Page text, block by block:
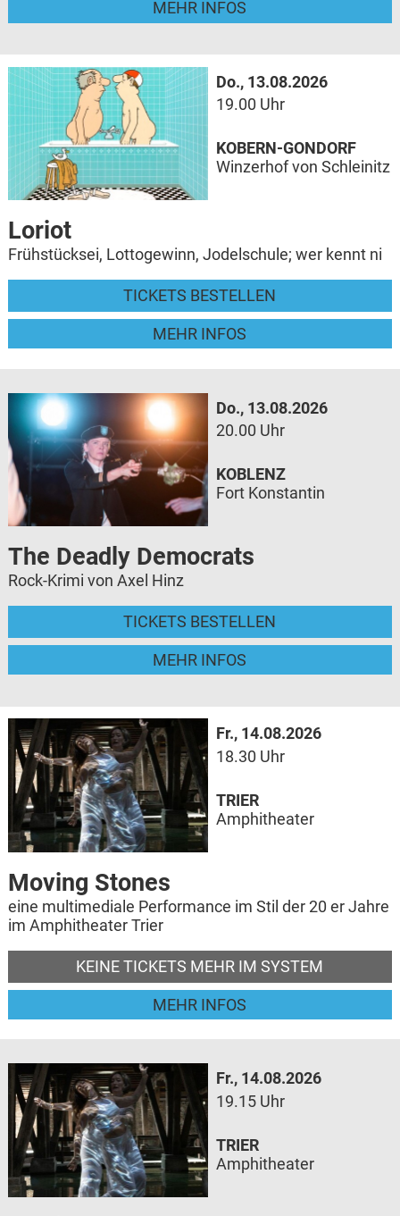
MEHR INFOS
Do., 13.08.2026
19.00 Uhr
Loriot
Frühstücksei, Lottogewinn, Jodelschule; wer kennt ni
TICKETS BESTELLEN
MEHR INFOS
KOBERN-GONDORF
Winzerhof von Schleinitz
Do., 13.08.2026
20.00 Uhr
The Deadly Democrats
Rock-Krimi von Axel Hinz
TICKETS BESTELLEN
MEHR INFOS
KOBLENZ
Fort Konstantin
Fr., 14.08.2026
18.30 Uhr
Moving Stones
eine multimediale Performance im Stil der 20 er Jahre
im Amphitheater Trier
KEINE TICKETS MEHR IM SYSTEM
MEHR INFOS
TRIER
Amphitheater
Fr., 14.08.2026
19.15 Uhr
TRIER
Amphitheater